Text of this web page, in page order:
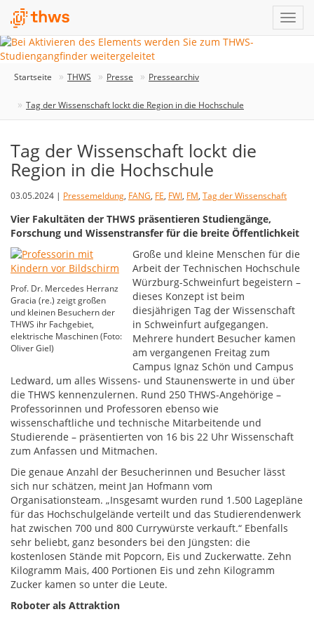
Startseite THWS Presse Pressearchiv
Tag der Wissenschaft lockt die Region in die Hochschule
Tag der Wissenschaft lockt die
Region in die Hochschule
03.05.2024 | Pressemeldung, FANG, FE, FWI, FM, Tag der Wissenschaft
Vier Fakultäten der THWS präsentieren Studiengänge,
Forschung und Wissenstransfer für die breite Öffentlichkeit
Prof. Dr. Mercedes Herranz
Gracia (re.) zeigt großen
und kleinen Besuchern der
THWS ihr Fachgebiet,
elektrische Maschinen (Foto:
Oliver Giel)
Große und kleine Menschen für die
Arbeit der Technischen Hochschule
Würzburg-Schweinfurt begeistern –
dieses Konzept ist beim
diesjährigen Tag der Wissenschaft
in Schweinfurt aufgegangen.
Mehrere hundert Besucher kamen
am vergangenen Freitag zum
Campus Ignaz Schön und Campus
Ledward, um alles Wissens- und Staunenswerte in und über
die THWS kennenzulernen. Rund 250 THWS-Angehörige –
Professorinnen und Professoren ebenso wie
wissenschaftliche und technische Mitarbeitende und
Studierende – präsentierten von 16 bis 22 Uhr Wissenschaft
zum Anfassen und Mitmachen.
Die genaue Anzahl der Besucherinnen und Besucher lässt
sich nur schätzen, meint Jan Hofmann vom
Organisationsteam. „Insgesamt wurden rund 1.500 Lagepläne
für das Hochschulgelände verteilt und das Studierendenwerk
hat zwischen 700 und 800 Currywürste verkauft.“ Ebenfalls
sehr beliebt, ganz besonders bei den Jüngsten: die
kostenlosen Stände mit Popcorn, Eis und Zuckerwatte. Zehn
Kilogramm Mais, 400 Portionen Eis und zehn Kilogramm
Zucker kamen so unter die Leute.
Roboter als Attraktion